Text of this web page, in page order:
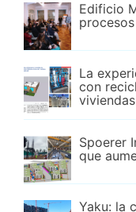
Edificio
La
con
Spoerer
que
Yaku: la